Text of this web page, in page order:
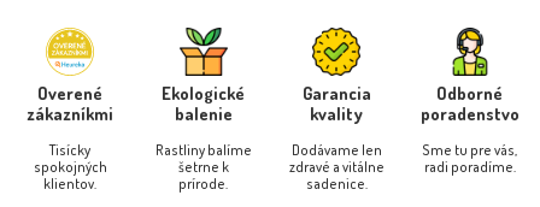
Overené
zákazníkmi
Tisícky
spokojných
klientov.
Ekologické
balenie
Rastliny balíme
šetrne k
prírode.
Garancia
kvality
Dodávame len
zdravé a vitálne
sadenice.
Odborné
poradenstvo
Sme tu pre vás,
radi poradíme.